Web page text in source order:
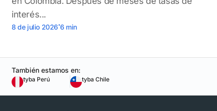
interés...
8 de julio 2026.6 min
También estamos en:
tyba Perú tyba Chile